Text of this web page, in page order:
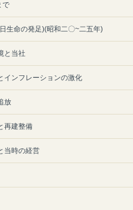
で
生命の発足)(昭和二〇~二五年)
と当社
インフレーションの激化
放
再建整備
当時の経営